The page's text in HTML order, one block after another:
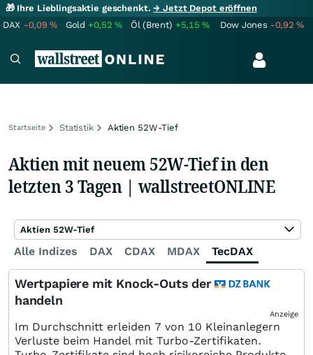
🎁 Ihre Lieblingsaktie geschenkt.→ Jetzt Depot eröffnen
DAX -0,09% Gold +0,52% Öl (Brent) +5,15% Dow Jones -0,92%
Startseite Statistik Aktien 52W-Tief
Aktien mit neuem 52W-Tief in den
letzten 3 Tagen | wallstreetONLINE
Alle Indizes DAX CDAX MDAX TecDAX
Aktien 52W-Tief
Wertpapiere mit Knock-Outs der
handeln
Anzeige
Im Durchschnitt erleiden 7 von 10 Kleinanlegern
Verluste beim Handel mit Turbo-Zertifikaten.